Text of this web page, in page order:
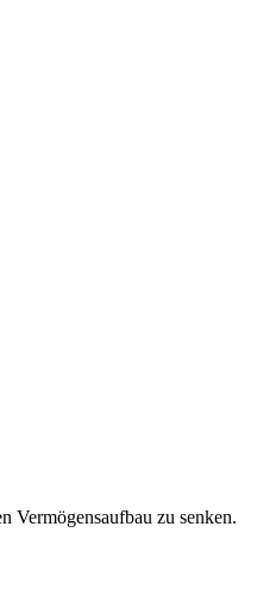
Vermögensaufbau zu senken.